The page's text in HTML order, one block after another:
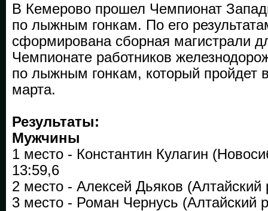
В Кемерово прошел Чемпионат
по лыжным гонкам. По его
сформирована сборная магистрали
Чемпионате работников
по лыжным гонкам, который пройдет
марта.
Результаты:
Мужчины
1 место - Константин Кулагин
13:59,6
2 место - Алексей Дьяков (Алтайский
3 место - Роман Чернусь (Алтайский